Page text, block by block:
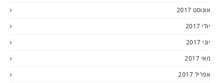
אוגוסט 2017
יולי 2017
יוני 2017
מאי 2017
אפריל 2017